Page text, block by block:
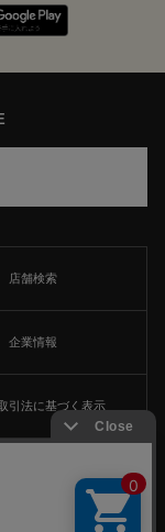
店舗検索
企業情報
引法に基づく表示